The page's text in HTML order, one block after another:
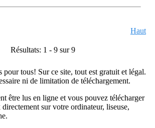
Haut
Résultats: 1 - 9 sur 9
tous! Sur ce site, tout est gratuit et légal.
ni de limitation de téléchargement.
être lus en ligne et vous pouvez télécharger
sur votre ordinateur, liseuse,